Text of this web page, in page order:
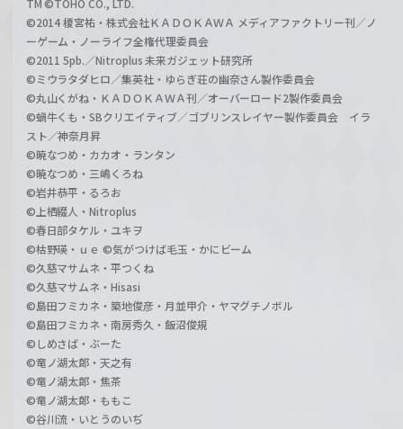
©2014 榎宮祐・株式会社ＫＡＤＯＫＡＷＡ メディアファクトリー刊／ノ
ーゲーム・ノーライフ全権代理委員会
©2011 5pb.／Nitroplus 未来ガジェット研究所
©ミウラタダヒロ／集英社・ゆらぎ荘の幽奈さん製作委員会
©丸山くがね・ＫＡＤＯＫＡＷＡ刊／オーバーロード2製作委員会
©蝸牛くも・SBクリエイティブ／ゴブリンスレイヤー製作委員会 イラ
スト／神奈月昇
©暁なつめ・カカオ・ランタン
©暁なつめ・三嶋くろね
©岩井恭平・るろお
©上栖綴人・Nitroplus
©春日部タケル・ユキヲ
©枯野瑛・ｕｅ ©気がつけば毛玉・かにビーム
©久慈マサムネ・平つくね
©久慈マサムネ・Hisasi
©島田フミカネ・築地俊彦・月並甲介・ヤマグチノボル
©島田フミカネ・南房秀久・飯沼俊規
©しめさば・ぶーた
©竜ノ湖太郎・天之有
©竜ノ湖太郎・焦茶
©竜ノ湖太郎・ももこ
©谷川流・いとうのいぢ